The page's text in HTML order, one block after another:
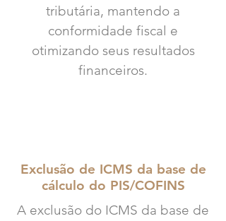
tributária, mantendo a
conformidade fiscal e
otimizando seus resultados
financeiros.
Exclusão de ICMS da base de
cálculo do PIS/COFINS
A exclusão do ICMS da base de